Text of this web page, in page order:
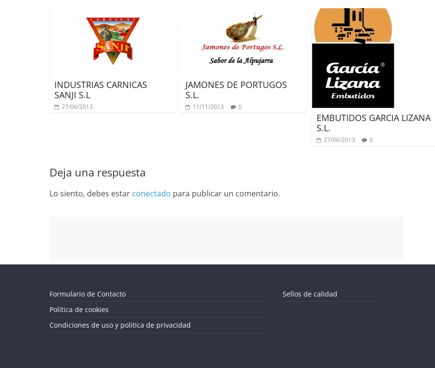
INDUSTRIAS CARNICAS
SANJI S.L
27/06/2013
JAMONES DE PORTUGOS
S.L.
11/11/2013 0
EMBUTIDOS GARCIA LIZANA
S.L.
27/06/2013 0
Deja una respuesta
Lo siento, debes estar conectado para publicar un comentario.
Formulario de Contacto
Política de cookies
Condiciones de uso y politica de privacidad
Sellos de calidad